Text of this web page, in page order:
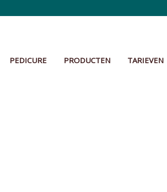
PEDICURE PRODUCTEN TARIEVEN